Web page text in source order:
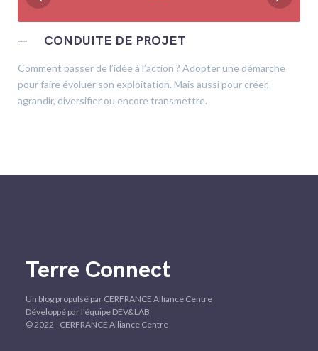
─ CONDUITE DE PROJET
Comment passer de l’idée à l’action ? Adopter une démarche
pour faire évoluer son exploitation. Mais aussi pour créer,
agrandir, diversifier ou encore transmettre.
Terre Connect
Un blog propulsé par CERFRANCE Alliance Centre
Développé par l'équipe DEV&LAB
© 2022 - CERFRANCE Alliance Centre